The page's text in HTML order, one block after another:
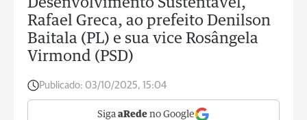
Desenvolvimento Sustentável,
Rafael Greca, ao prefeito Denilson
Baitala (PL) e sua vice Rosângela
Virmond (PSD)
Publicado: 03/10/2025, 15:04
Siga aRede no Google